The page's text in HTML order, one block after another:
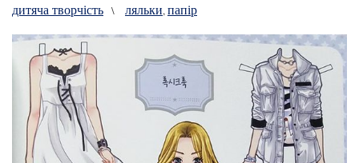
дитяча творчість \ ляльки,папір